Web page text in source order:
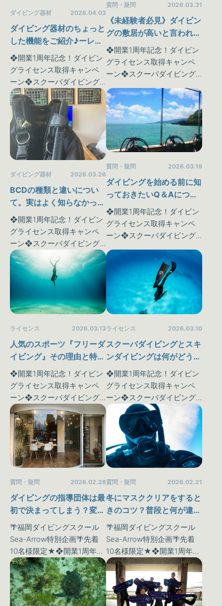
ダイビング器材 2026.04.03
ダイビング器材のちょっと
した機能をご紹介♪ーレギ
ュレーター編ー
❖開業1周年記念！ダイビン
グライセンス取得キャンペ
ーン❖スクーバダイビング
という特殊なスポーツは私
達が普段味わうことのでき
ない《水中世界》を体験す
ることが可能です♪ さらに！
今ならマンツーマン講習だ
っ…
質問・疑問 2026.03.31
《未経験者必見》ダイビン
グの敷居が高いと言われる
理由３選とはなに？
❖開業1周年記念！ダイビン
グライセンス取得キャンペ
ーン❖スクーバダイビング
達が普段味わうことのでき
ない《水中世界》を体験す
ることが可能です♪ さらに！
今ならマンツーマン講習だ
っ…
ダイビング器材 2026.03.26
BCDの種類と違いについ
て。実はよく知らなかった
器材の特徴などを知ってみ
ましょう♪
❖開業1周年記念！ダイビン
グライセンス取得キャンペ
ーン❖スクーバダイビング
という特殊なスポーツは私
達が普段味わうことのでき
ない《水中世界》を体験す
今ならマンツーマン講習だ
っ…
質問・疑問 2026.03.19
ダイビングを始める前に知
っておきたいQ＆Aについ
て書いてみました🖊
❖開業1周年記念！ダイビン
グライセンス取得キャンペ
ーン❖スクーバダイビング
という特殊なスポーツは私
達が普段味わうことのでき
ない《水中世界》を体験す
ることが可能です♪ さらに！
今ならマンツーマン講習だ
っ…
ライセンス 2026.03.13
人気のスポーツ『フリーダ
イビング』その理由と特徴
は？なにができる様にな
る？
❖開業1周年記念！ダイビン
グライセンス取得キャンペ
ーン❖スクーバダイビング
という特殊なスポーツは私
達が普段味わうことのでき
ない《水中世界》を体験す
ることが可能です♪ さらに！
今ならマンツーマン講習だ
っ…
ライセンス 2026.03.10
スクーバダイビングとスキ
ンダイビングは何がどう違
う？について解説してみま
した♪
❖開業1周年記念！ダイビン
グライセンス取得キャンペ
ーン❖スクーバダイビング
という特殊なスポーツは私
達が普段味わうことのでき
ない《水中世界》を体験す
ることが可能です♪ さらに！
今ならマンツーマン講習だ
っ…
質問・疑問 2026.02.28
ダイビングの指導団体は最
初で決まってしまう？変更
は可能なのかどうか
🌴福岡ダイビングスクール
Sea-Arrow特別企画🌴先着
10名様限定★❖開業1周年記
念！ダイビングライセンス
取得キャンペーン❖スクー
バダイビングという特殊な
スポーツは私達が普段味わ
質問・疑問 2026.02.21
冬にマスククリアをすると
きのコツ？普段と何が違う
のかSTAFFが解説します♪
🌴福岡ダイビングスクール
Sea-Arrow特別企画🌴先着
10名様限定★❖開業1周年記
念！ダイビングライセンス
取得キャンペーン❖スクー
バダイビングという特殊な
スポーツは私達が普段味わ